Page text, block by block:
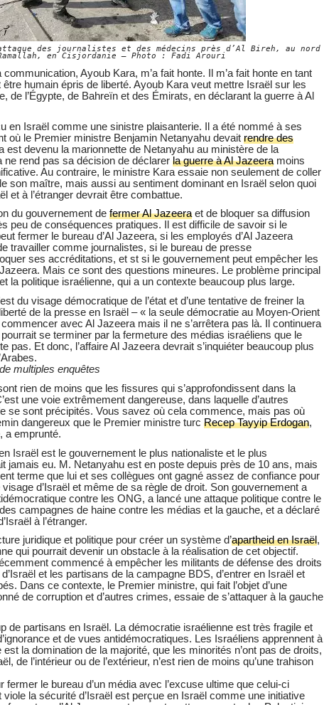
des journalistes et des médecins près d’Al Bireh, au nord
en Cisjordanie – Photo : Fadi Arouri
Ayoub Kara, m’a fait honte. Il m’a fait honte en tant
être humain épris de liberté. Ayoub Kara veut mettre Israël sur les
de l’Égypte, de Bahreïn et des Émirats, en déclarant la guerre à Al
en Israël comme une sinistre plaisanterie. Il a été nommé à ses
où le Premier ministre Benjamin Netanyahu devait rendre des
est devenu la marionnette de Netanyahu au ministère de la
ne rend pas sa décision de déclarer la guerre à Al Jazeeramoins
Au contraire, le ministre Kara essaie non seulement de coller
son maître, mais aussi au sentiment dominant en Israël selon quoi
et à l’étranger devrait être combattue.
du gouvernement de fermer Al Jazeeraet de bloquer sa diffusion
peu de conséquences pratiques. Il est difficile de savoir si le
fermer le bureau d’Al Jazeera, si les employés d’Al Jazeera
travailler comme journalistes, si le bureau de presse
ses accréditations, et st si le gouvernement peut empêcher les
Mais ce sont des questions mineures. Le problème principal
la politique israélienne, qui a un contexte beaucoup plus large.
du visage démocratique de l’état et d’une tentative de freiner la
de la presse en Israël – « la seule démocratie au Moyen-Orient
avec Al Jazeera mais il ne s’arrêtera pas là. Il continuera
se terminer par la fermeture des médias israéliens que le
pas. Et donc, l’affaire Al Jazeera devrait s’inquiéter beaucoup plus
multiples enquêtes
rien de moins que les fissures qui s’approfondissent dans la
une voie extrêmement dangereuse, dans laquelle d’autres
se sont précipités. Vous savez où cela commence, mais pas où
dangereux que le Premier ministre turc Recep Tayyip Erdogan,
a emprunté.
Israël est le gouvernement le plus nationaliste et le plus
jamais eu. M. Netanyahu est en poste depuis près de 10 ans, mais
terme que lui et ses collègues ont gagné assez de confiance pour
d’Israël et même de sa règle de droit. Son gouvernement a
contre les ONG, a lancé une attaque politique contre le
campagnes de haine contre les médias et la gauche, et a déclaré
à l’étranger.
juridique et politique pour créer un système d’apartheid en Israël,
qui pourrait devenir un obstacle à la réalisation de cet objectif.
commencé à empêcher les militants de défense des droits
et les partisans de la campagne BDS, d’entrer en Israël et
Dans ce contexte, le Premier ministre, qui fait l’objet d’une
de corruption et d’autres crimes, essaie de s’attaquer à la gauche
de partisans en Israël. La démocratie israélienne est très fragile et
et de vues antidémocratiques. Les Israéliens apprennent à
la domination de la majorité, que les minorités n’ont pas de droits,
de l’intérieur ou de l’extérieur, n’est rien de moins qu’une trahison
fermer le bureau d’un média avec l’excuse ultime que celui-ci
la sécurité d’Israël est perçue en Israël comme une initiative